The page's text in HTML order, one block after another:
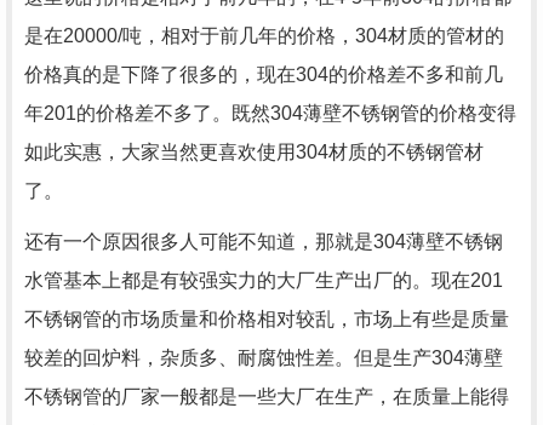
是在20000/吨，相对于前几年的价格，304材质的管材的
价格真的是下降了很多的，现在304的价格差不多和前几
年201的价格差不多了。既然304薄壁不锈钢管的价格变得
如此实惠，大家当然更喜欢使用304材质的不锈钢管材
了。
还有一个原因很多人可能不知道，那就是304薄壁不锈钢
水管基本上都是有较强实力的大厂生产出厂的。现在201
不锈钢管的市场质量和价格相对较乱，市场上有些是质量
较差的回炉料，杂质多、耐腐蚀性差。但是生产304薄壁
不锈钢管的厂家一般都是一些大厂在生产，在质量上能得